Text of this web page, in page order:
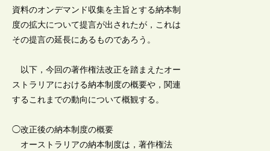
資料のオンデマンド収集を主旨とする納本制
度の拡大について提言が出されたが，これは
その提言の延長にあるものであろう。
以下，今回の著作権法改正を踏まえたオー
ストラリアにおける納本制度の概要や，関連
するこれまでの動向について概観する。
◯改正後の納本制度の概要
オーストラリアの納本制度は，著作権法